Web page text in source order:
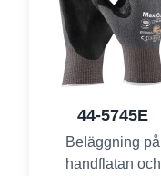
44-5745E
Beläggning på
handflatan och